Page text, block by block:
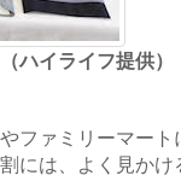
ハイライフ提供）
ファミリーマー
には、よく見かけ